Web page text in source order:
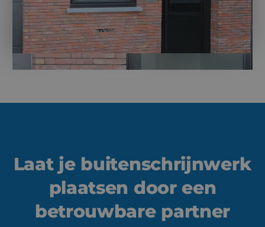
Laat je buitenschrijnwerk
plaatsen door een
betrouwbare partner